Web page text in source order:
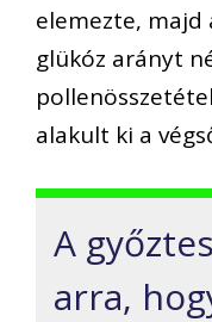
elemezte,
glükóz arányt
alakult ki a
A
arra,